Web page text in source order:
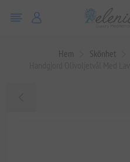
Hem Skönhet